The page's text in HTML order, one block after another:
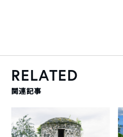
RELATED
関連記事